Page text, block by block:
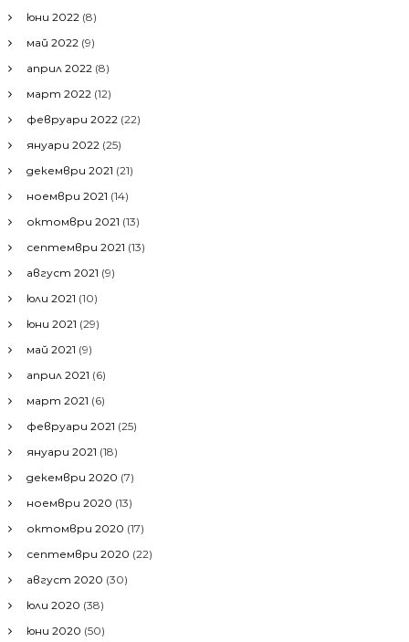
юни 2022(8)
май 2022(9)
април 2022(8)
март 2022(12)
февруари 2022(22)
януари 2022(25)
декември 2021 (21)
ноември 2021 (14)
октомври 2021 (13)
септември 2021 (13)
август 2021 (9)
юли 2021 (10)
юни 2021 (29)
май 2021 (9)
април 2021 (6)
март 2021 (6)
февруари 2021 (25)
януари 2021 (18)
декември 2020 (7)
ноември 2020 (13)
октомври 2020 (17)
септември 2020 (22)
август 2020 (30)
юли 2020 (38)
юни 2020 (50)